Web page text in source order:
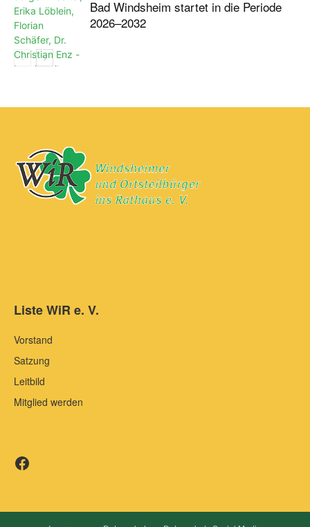
Bad Windsheim startet in die Periode
2026–2032
Liste WiR e. V.
Vorstand
Satzung
Leitbild
Mitglied werden
Liste WiR auf Facebook